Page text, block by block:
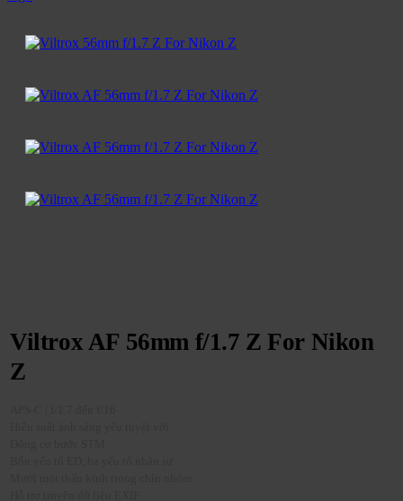
Viltrox AF 56mm f/1.7 Z For Nikon
Z